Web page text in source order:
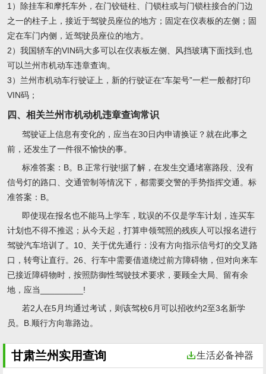
1）除挂车和摩托车外，在门铰链柱、门锁柱或与门锁柱接合的门边
之一的柱子上，接近于驾驶员座位的地方；固定在仪表板的左侧；固
定在车门内侧，近驾驶员座位的地方。
2）我国轿车的VIN码大多可以在仪表板左侧、风挡玻璃下面找到,也
可以兰州市机动车违章查询。
3）兰州市机动车行驶证上，新的行驶证在“车架号”一栏一般都打印
VIN码；
四、相关兰州市机动机违章查询常识
驾驶证上信息有变化的，应当在30日内申请换证？就在此事之
前，还发生了一件很不愉快的事。
标准答案：B。B.正常行驶!据了解，在发生交通堵塞路段、没有
信号灯的路口、交通管制等情况下，都需要交警的手势指挥交通。标
准答案：B。
即使现在报名也不能马上学车，耽误的不仅是学车计划，连买车
计划也不得不推迟；从今天起，打算申领驾照的残疾人可以报名进行
驾驶汽车培训了。10、关于优先通行：没有方向指示信号灯的交叉路
口，转弯让直行。26、行车中需要借道绕过前方障碍物，但对向来车
已接近障碍物时，按照防御性驾驶技术要求，要顾全大局、留有余
地，应当_________!
若2人在5月均通过考试，则该驾校6月可以招收约2至3名新学
员。B.顺行方向靠路边。
甘肃兰州实用查询 生活必备神器